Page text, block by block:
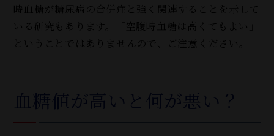
時血糖が糖尿病の合併症と強く関連することを示して
いる研究もあります。「空腹時血糖は高くてもよい」
ということではありませんので、ご注意ください。
血糖値が高いと何が悪い？